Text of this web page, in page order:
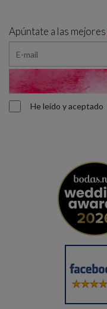
Apúntate a las mejores
He leído y aceptado